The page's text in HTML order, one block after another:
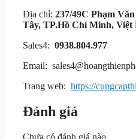
Địa chỉ: 237/49C Phạm
Tây, TP.Hồ Chí Minh, Việt
Sales4: 0938.804.977
Email:
Trang web: https://
Đánh giá